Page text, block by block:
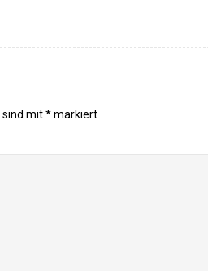
sind mit*markiert